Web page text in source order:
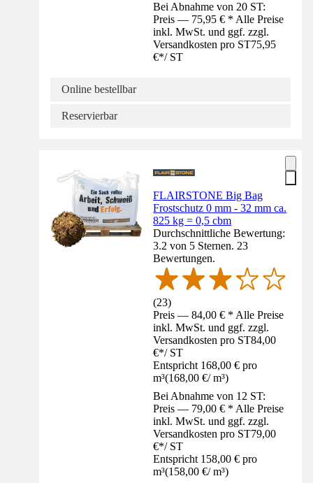
Bei Abnahme von 20 ST:
Preis — 75,95 € * Alle Preise
inkl. MwSt. und ggf. zzgl.
Versandkosten pro ST75,95
€*/ ST
Online bestellbar
Reservierbar
FLAIRSTONE Big Bag
Frostschutz 0 mm - 32 mm ca.
825 kg = 0,5 cbm
Durchschnittliche Bewertung:
3.2 von 5 Sternen. 23
Bewertungen.
(23)
Preis — 84,00 € * Alle Preise
inkl. MwSt. und ggf. zzgl.
Versandkosten pro ST84,00
€*/ ST
Entspricht 168,00 € pro
m³(168,00 €/ m³)
Bei Abnahme von 12 ST:
Preis — 79,00 € * Alle Preise
inkl. MwSt. und ggf. zzgl.
Versandkosten pro ST79,00
€*/ ST
Entspricht 158,00 € pro
m³(158,00 €/ m³)